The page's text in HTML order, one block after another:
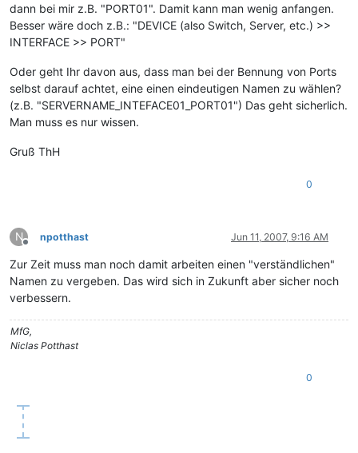
dann bei mir z.B. "PORT01". Damit kann man wenig anfangen.
Besser wäre doch z.B.: "DEVICE (also Switch, Server, etc.) >>
INTERFACE >> PORT"
Oder geht Ihr davon aus, dass man bei der Bennung von Ports
selbst darauf achtet, eine einen eindeutigen Namen zu wählen?
(z.B. "SERVERNAME_INTEFACE01_PORT01") Das geht sicherlich.
Man muss es nur wissen.
Gruß ThH
0
N
Offline
npotthast Jun 11, 2007, 9:16 AM
Zur Zeit muss man noch damit arbeiten einen "verständlichen"
Namen zu vergeben. Das wird sich in Zukunft aber sicher noch
verbessern.
MfG,
Niclas Potthast
0